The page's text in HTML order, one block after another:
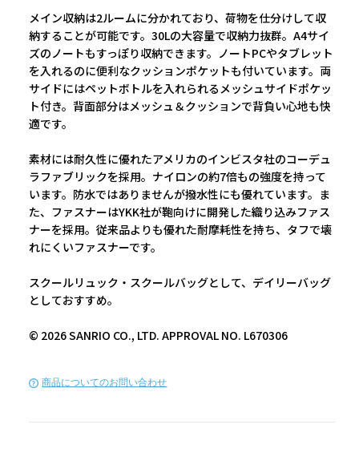
メイン収納は2ルームに分かれており、荷物を仕分けして収
納することが可能です。30Lの大容量で収納力抜群。A4サイ
ズのノートもすっぽり収納できます。ノートPCやタブレット
を入れるのに便利なクッションポケットも付いています。両
サイドにはペットボトルを入れられるメッシュサイドポケッ
ト付き。背面部分はメッシュ＆クッションで背負い心地も快
適です。
素材には耐久性に優れたアメリカのインビスタ社のコーデュ
ラファブリックを採用。ナイロンの約7倍もの強度を持って
います。防水ではありませんが撥水性にも優れています。ま
た、ファスナーはYKK社が鞄向けに開発した織り込みファス
ナーを採用。従来品よりも優れた耐摩耗性を持ち、タフで壊
れにくいファスナーです。
スクールリュック・スクールバッグとして、デイリーバッグ
としておすすめ。
© 2026 SANRIO CO., LTD. APPROVAL NO. L670306
商品についてのお問い合わせ